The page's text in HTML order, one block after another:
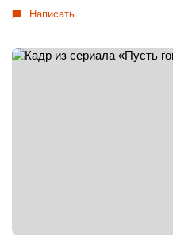
Написать